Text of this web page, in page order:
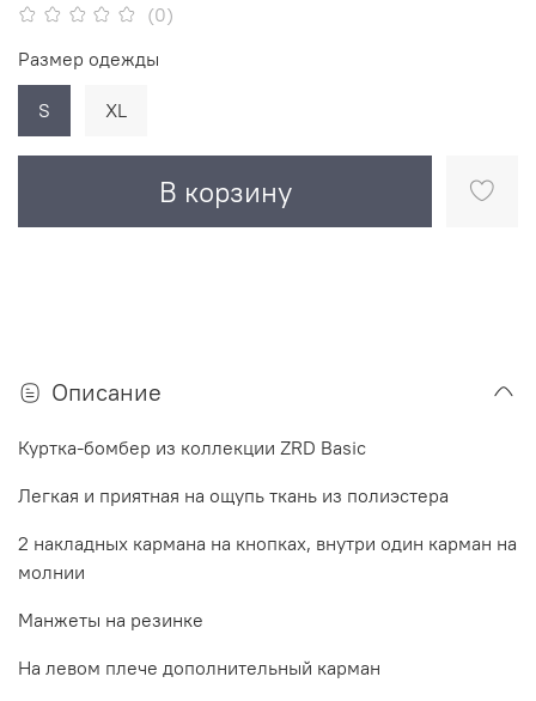
(0)
В корзину
Размер одежды
S XL
Описание
Куртка-бомбер из коллекции ZRD Basic
Легкая и приятная на ощупь ткань из полиэстера
2 накладных кармана на кнопках, внутри один карман на
молнии
Манжеты на резинке
На левом плече дополнительный карман